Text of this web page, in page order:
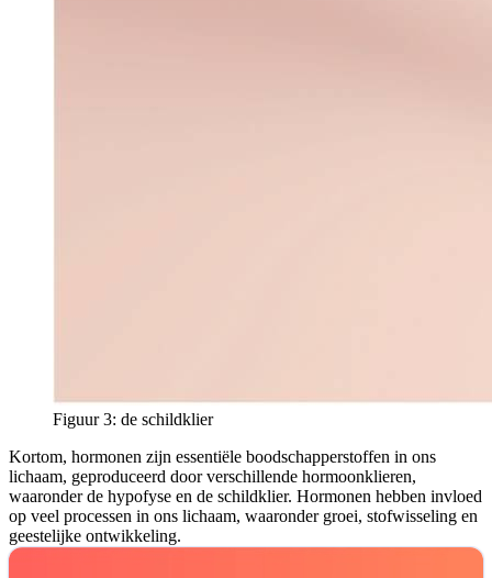
Figuur 3: de schildklier
Kortom, hormonen zijn essentiële boodschapperstoffen in ons
lichaam, geproduceerd door verschillende hormoonklieren,
waaronder de hypofyse en de schildklier. Hormonen hebben invloed
op veel processen in ons lichaam, waaronder groei, stofwisseling en
geestelijke ontwikkeling.